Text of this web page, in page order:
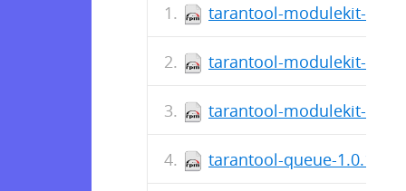
tarantool-modulekit-
tarantool-modulekit-
tarantool-modulekit-
tarantool-queue-1.0.1-